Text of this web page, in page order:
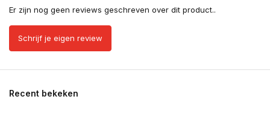
Er zijn nog geen reviews geschreven over dit product..
Schrijf je eigen review
Recent bekeken